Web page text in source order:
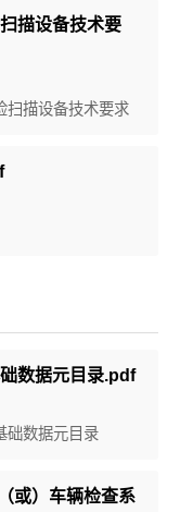
描设备技术要
扫描设备技术要求
数据元目录.pdf
础数据元目录
或）车辆检查系